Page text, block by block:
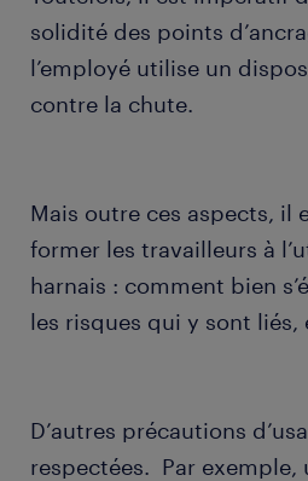
solidité des points
l’employé utilise un
contre la chute.
Mais outre ces aspects, il
former les travailleurs à
harnais : comment bien
les risques qui y sont liés,
D’autres précautions
respectées. Par exemple,